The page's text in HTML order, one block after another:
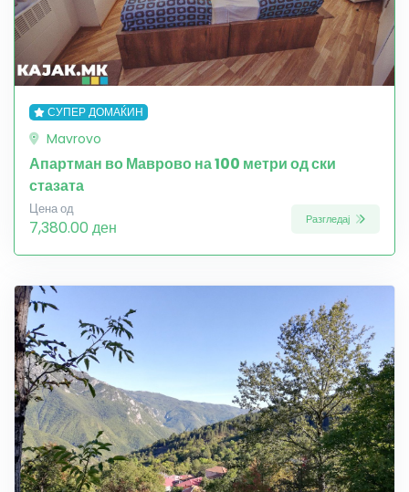
СУПЕР ДОМАЌИН
Mavrovo
Апартман во Маврово на 100 метри од ски
стазата
Цена од
7,380.00 ден Разгледај